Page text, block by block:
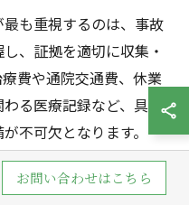
も重視するのは、事故
、証拠を適切に収集・
費や通院交通費、休業
る医療記録など、具体
不可欠となります。
被害者が受けた精神的苦
対象となります。弁護士
お問い合わせはこちら